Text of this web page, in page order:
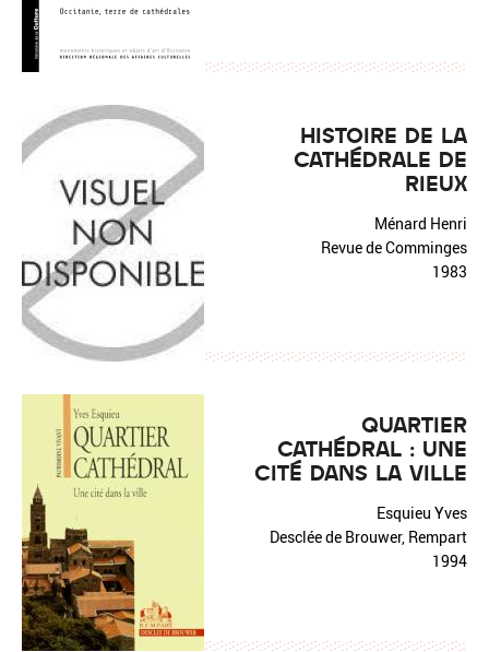
HISTOIRE DE LA
CATHÉDRALE DE
RIEUX
Ménard Henri
Revue de Comminges
1983
QUARTIER
CATHÉDRAL : UNE
CITÉ DANS LA VILLE
Esquieu Yves
Desclée de Brouwer, Rempart
1994